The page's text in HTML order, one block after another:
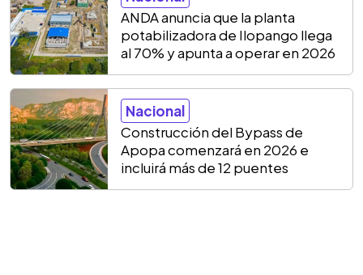
ANDA anuncia que la planta
potabilizadora de Ilopango llega
al 70% y apunta a operar en 2026
Nacional
Construcción del Bypass de
Apopa comenzará en 2026 e
incluirá más de 12 puentes